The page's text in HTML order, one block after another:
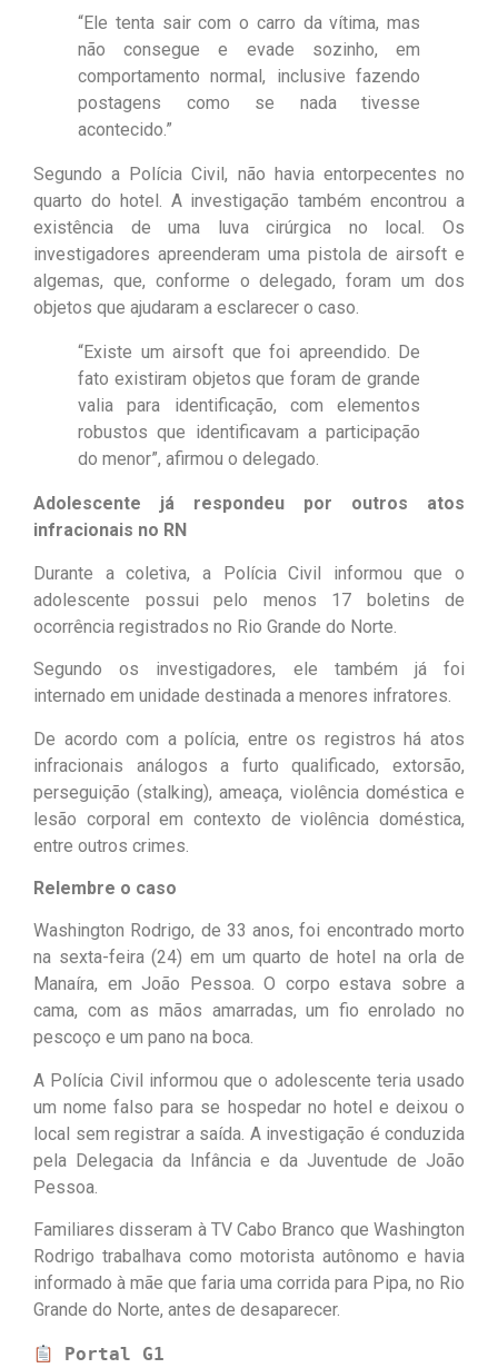
“Ele tenta sair com o carro da vítima, mas
não consegue e evade sozinho, em
comportamento normal, inclusive fazendo
postagens como se nada tivesse
acontecido.”
Segundo a Polícia Civil, não havia entorpecentes no
quarto do hotel. A investigação também encontrou a
existência de uma luva cirúrgica no local. Os
investigadores apreenderam uma pistola de airsoft e
algemas, que, conforme o delegado, foram um dos
objetos que ajudaram a esclarecer o caso.
“Existe um airsoft que foi apreendido. De
fato existiram objetos que foram de grande
valia para identificação, com elementos
robustos que identificavam a participação
do menor”, afirmou o delegado.
Adolescente já respondeu por outros atos
infracionais no RN
Durante a coletiva, a Polícia Civil informou que o
adolescente possui pelo menos 17 boletins de
ocorrência registrados no Rio Grande do Norte.
Segundo os investigadores, ele também já foi
internado em unidade destinada a menores infratores.
De acordo com a polícia, entre os registros há atos
infracionais análogos a furto qualificado, extorsão,
perseguição (stalking), ameaça, violência doméstica e
lesão corporal em contexto de violência doméstica,
entre outros crimes.
Relembre o caso
Washington Rodrigo, de 33 anos, foi encontrado morto
na sexta-feira (24) em um quarto de hotel na orla de
Manaíra, em João Pessoa. O corpo estava sobre a
cama, com as mãos amarradas, um fio enrolado no
pescoço e um pano na boca.
A Polícia Civil informou que o adolescente teria usado
um nome falso para se hospedar no hotel e deixou o
local sem registrar a saída. A investigação é conduzida
pela Delegacia da Infância e da Juventude de João
Pessoa.
Familiares disseram à TV Cabo Branco que Washington
Rodrigo trabalhava como motorista autônomo e havia
informado à mãe que faria uma corrida para Pipa, no Rio
Grande do Norte, antes de desaparecer.
Portal G1